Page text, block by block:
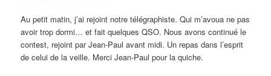
Au petit matin, j’ai rejoint notre télégraphiste. Qui m’avoua ne pas
avoir trop dormi… et fait quelques QSO. Nous avons continué le
contest, rejoint par Jean-Paul avant midi. Un repas dans l’esprit
de celui de la veille. Merci Jean-Paul pour la quiche.